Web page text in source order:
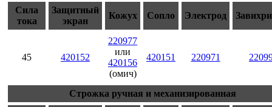
Сила
тока
Защитный
экран
Кожух Сопло Электрод
45 420152
220977
или
420156
(омич)
420151 220971
Строжка ручная и механизированная